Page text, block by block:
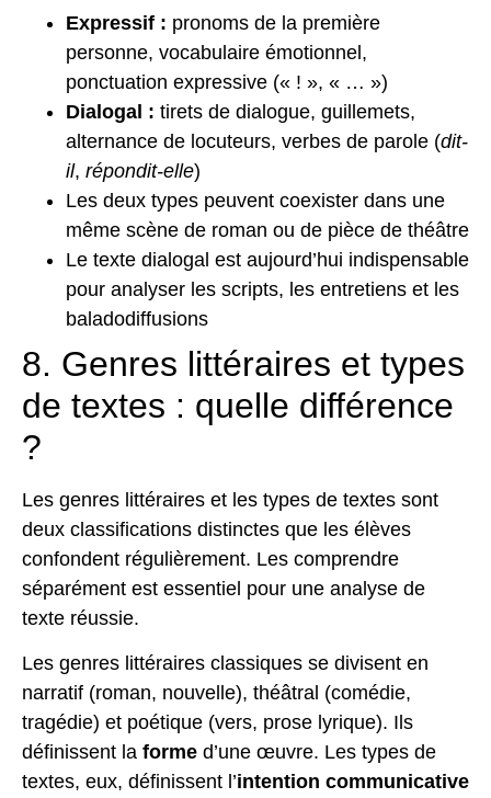
Expressif : pronoms de la première
personne, vocabulaire émotionnel,
ponctuation expressive (« ! », « … »)
Dialogal : tirets de dialogue, guillemets,
alternance de locuteurs, verbes de parole (dit-
il, répondit-elle)
Les deux types peuvent coexister dans une
même scène de roman ou de pièce de théâtre
Le texte dialogal est aujourd’hui indispensable
pour analyser les scripts, les entretiens et les
baladodiffusions
8. Genres littéraires et types
de textes : quelle différence
?
Les genres littéraires et les types de textes sont
deux classifications distinctes que les élèves
confondent régulièrement. Les comprendre
séparément est essentiel pour une analyse de
texte réussie.
Les genres littéraires classiques se divisent en
narratif (roman, nouvelle), théâtral (comédie,
tragédie) et poétique (vers, prose lyrique). Ils
définissent la forme d’une œuvre. Les types de
textes, eux, définissent l’intention communicative